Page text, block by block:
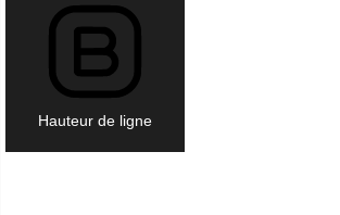
Hauteur de ligne